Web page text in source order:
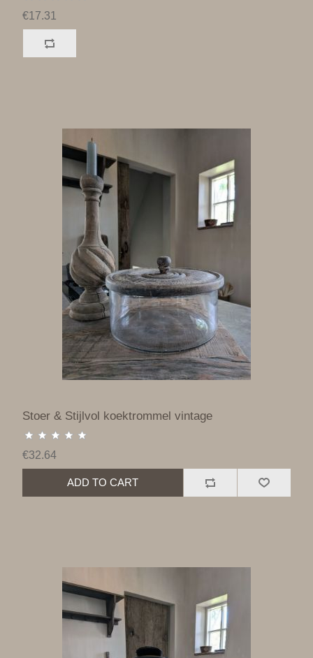
€17.31
Stoer & Stijlvol koektrommel vintage
€32.64
ADD TO CART